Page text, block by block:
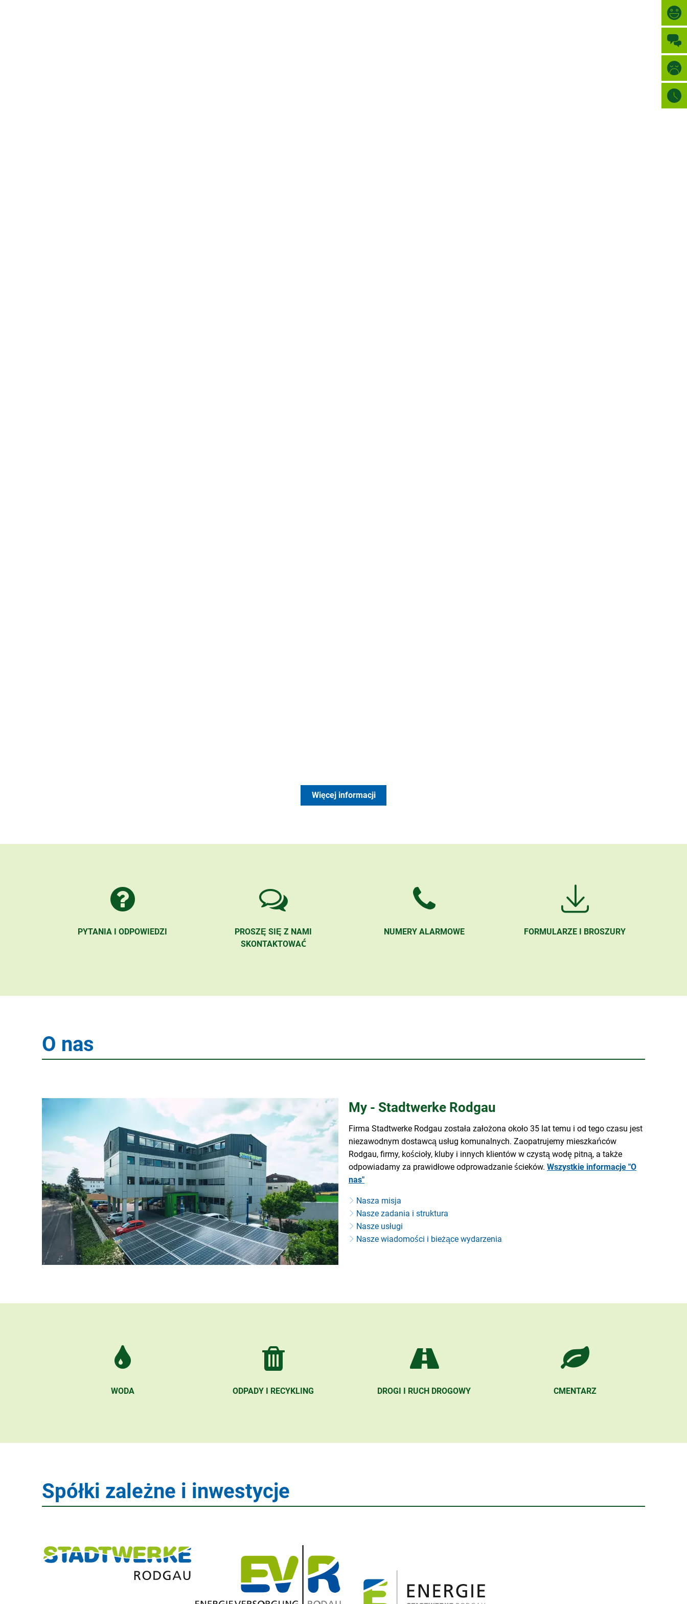
Więcej informacji
PYTANIA I ODPOWIEDZI
PROSZĘ SIĘ Z NAMI
SKONTAKTOWAĆ
NUMERY ALARMOWE FORMULARZE I BROSZURY
O nas
My - Stadtwerke Rodgau
Firma Stadtwerke Rodgau została założona około 35 lat temu i od tego czasu jest
niezawodnym dostawcą usług komunalnych. Zaopatrujemy mieszkańców
Rodgau, firmy, kościoły, kluby i innych klientów w czystą wodę pitną, a także
odpowiadamy za prawidłowe odprowadzanie ścieków. Wszystkie informacje "O
nas"
Nasza misja
Nasze zadania i struktura
Nasze usługi
Nasze wiadomości i bieżące wydarzenia
WODA ODPADY I RECYKLING DROGI I RUCH DROGOWY CMENTARZ
Spółki zależne i inwestycje